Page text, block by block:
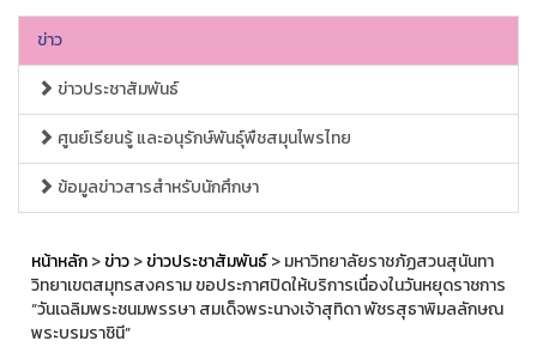
ข่าว
ข่าวประชาสัมพันธ์
ศูนย์เรียนรู้ และอนุรักษ์พันธุ์พืชสมุนไพรไทย
ข้อมูลข่าวสารสำหรับนักศึกษา
หน้าหลัก>ข่าว>ข่าวประชาสัมพันธ์> มหาวิทยาลัยราชภัฏสวนสุนันทา
วิทยาเขตสมุทรสงคราม ขอประกาศปิดให้บริการเนื่องในวันหยุดราชการ
“วันเฉลิมพระชนมพรรษา สมเด็จพระนางเจ้าสุทิดา พัชรสุธาพิมลลักษณ
พระบรมราชินี”